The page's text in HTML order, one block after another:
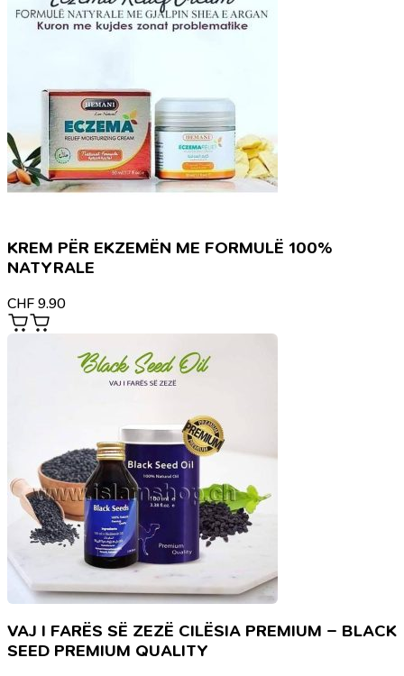
KREM PËR EKZEMËN ME FORMULË 100%
NATYRALE
CHF 9.90
VAJ I FARËS SË ZEZË CILËSIA PREMIUM – BLACK
SEED PREMIUM QUALITY